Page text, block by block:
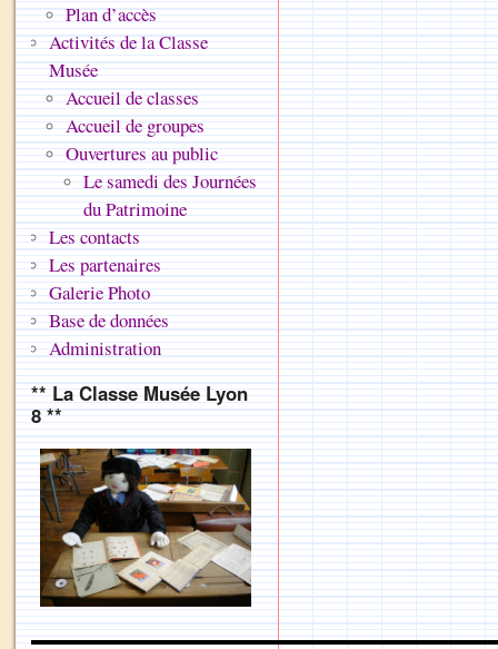
Plan d’accès
Activités de la Classe
Musée
Accueil de classes
Accueil de groupes
Ouvertures au public
Le samedi des Journées
du Patrimoine
Les contacts
Les partenaires
Galerie Photo
Base de données
Administration
** La Classe Musée Lyon
8 **